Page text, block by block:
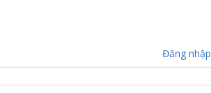
Đăng nhập